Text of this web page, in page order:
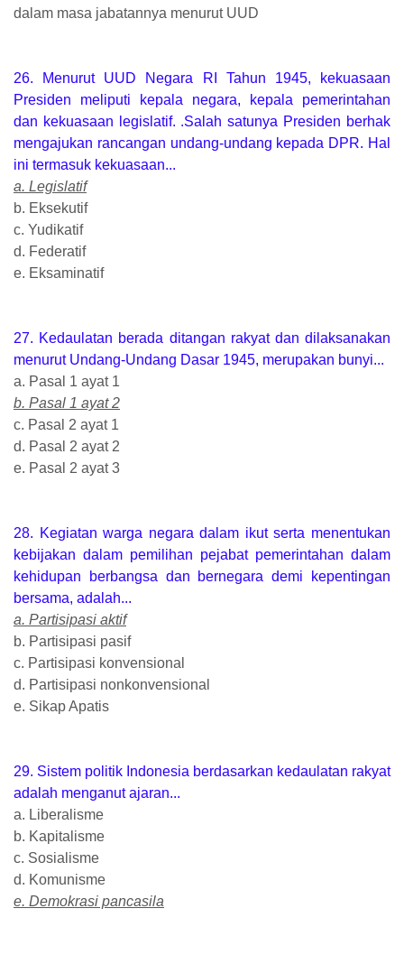
dalam masa jabatannya menurut UUD
26. Menurut UUD Negara RI Tahun 1945, kekuasaan
Presiden meliputi kepala negara, kepala pemerintahan
dan kekuasaan legislatif. .Salah satunya Presiden berhak
mengajukan rancangan undang-undang kepada DPR. Hal
ini termasuk kekuasaan...
a. Legislatif
b. Eksekutif
c. Yudikatif
d. Federatif
e. Eksaminatif
27. Kedaulatan berada ditangan rakyat dan dilaksanakan
menurut Undang-Undang Dasar 1945, merupakan bunyi...
a. Pasal 1 ayat 1
b. Pasal 1 ayat 2
c. Pasal 2 ayat 1
d. Pasal 2 ayat 2
e. Pasal 2 ayat 3
28. Kegiatan warga negara dalam ikut serta menentukan
kebijakan dalam pemilihan pejabat pemerintahan dalam
kehidupan berbangsa dan bernegara demi kepentingan
bersama, adalah...
a. Partisipasi aktif
b. Partisipasi pasif
c. Partisipasi konvensional
d. Partisipasi nonkonvensional
e. Sikap Apatis
29. Sistem politik Indonesia berdasarkan kedaulatan rakyat
adalah menganut ajaran...
a. Liberalisme
b. Kapitalisme
c. Sosialisme
d. Komunisme
e. Demokrasi pancasila